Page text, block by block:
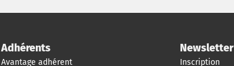
Adhérents
Avantage adhérent
Newsletter
Inscription